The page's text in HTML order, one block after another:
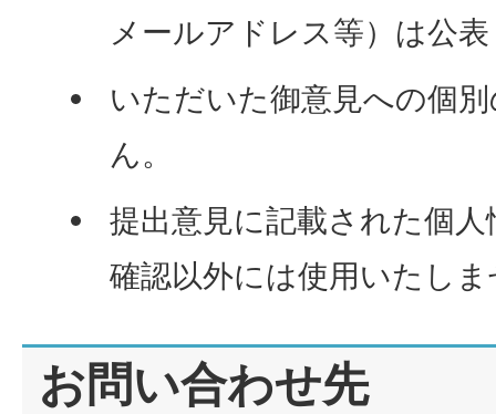
メールアドレス等）は公
いただいた御意見への個
ん。
提出意見に記載された個
確認以外には使用いたし
お問い合わせ先